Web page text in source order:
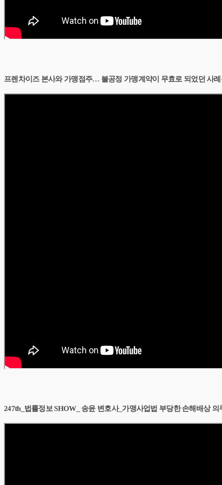
프렌차이즈 본사와 가맹점주… 불공정 가맹계약이 무효로 되었던 사
247th_법률정보 SHOW_ 송윤 변호사_가맹사업법 부당한 손해배상 의